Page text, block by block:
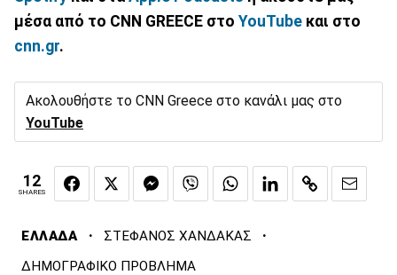
μέσα από το CNN GREECE στο YouTube και στο
cnn.gr.
Ακολουθήστε το CNN Greece στο κανάλι μας στο
YouTube
12
SHARES
ΕΛΛΑΔΑ · ΣΤΕΦΑΝΟΣ ΧΑΝΔΑΚΑΣ ·
ΔΗΜΟΓΡΑΦΙΚΟ ΠΡΟΒΛΗΜΑ